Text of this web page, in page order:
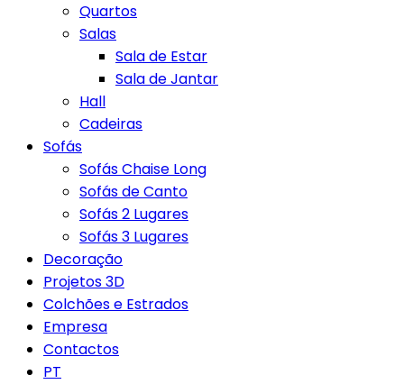
Quartos
Salas
Sala de Estar
Sala de Jantar
Hall
Cadeiras
Sofás
Sofás Chaise Long
Sofás de Canto
Sofás 2 Lugares
Sofás 3 Lugares
Decoração
Projetos 3D
Colchões e Estrados
Empresa
Contactos
PT